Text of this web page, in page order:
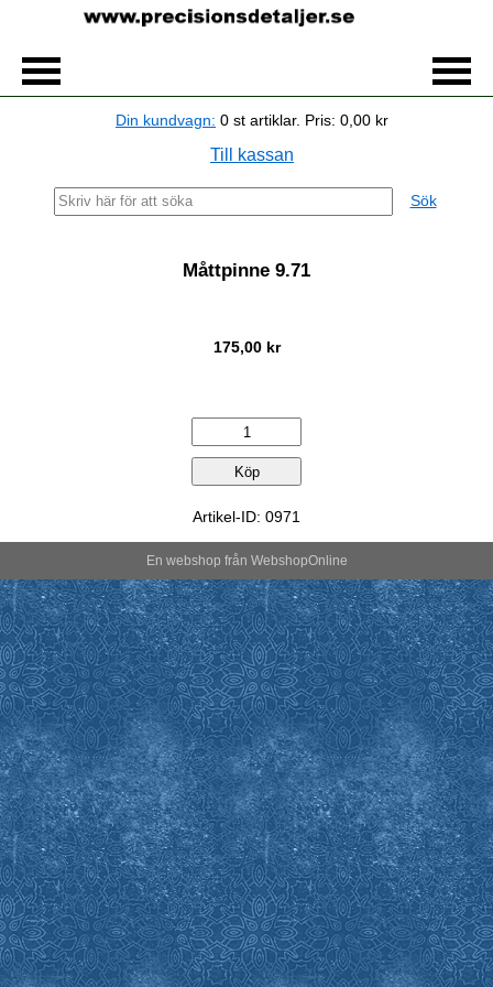
Din kundvagn: 0 st artiklar. Pris: 0,00 kr
Till kassan
Sök
Måttpinne 9.71
175,00 kr
Artikel-ID: 0971
En webshop från WebshopOnline